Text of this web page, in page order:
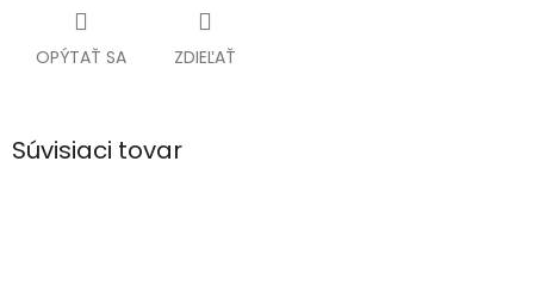
OPÝTAŤ SA ZDIEĽAŤ
Súvisiaci tovar